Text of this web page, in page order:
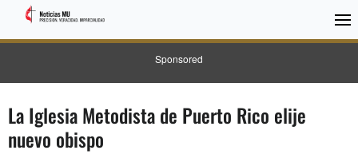
Sponsored
La Iglesia Metodista de Puerto Rico elije
nuevo obispo